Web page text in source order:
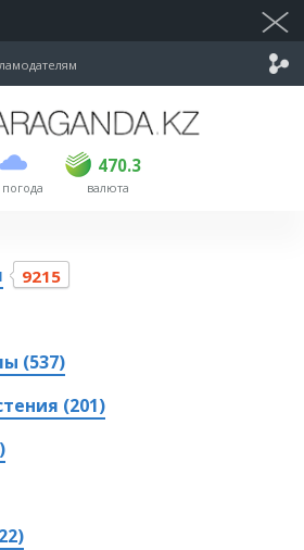
погода
470.3
покупка продажа
USD 468.5 470.3
EUR валюта
9215
(537)
(201)